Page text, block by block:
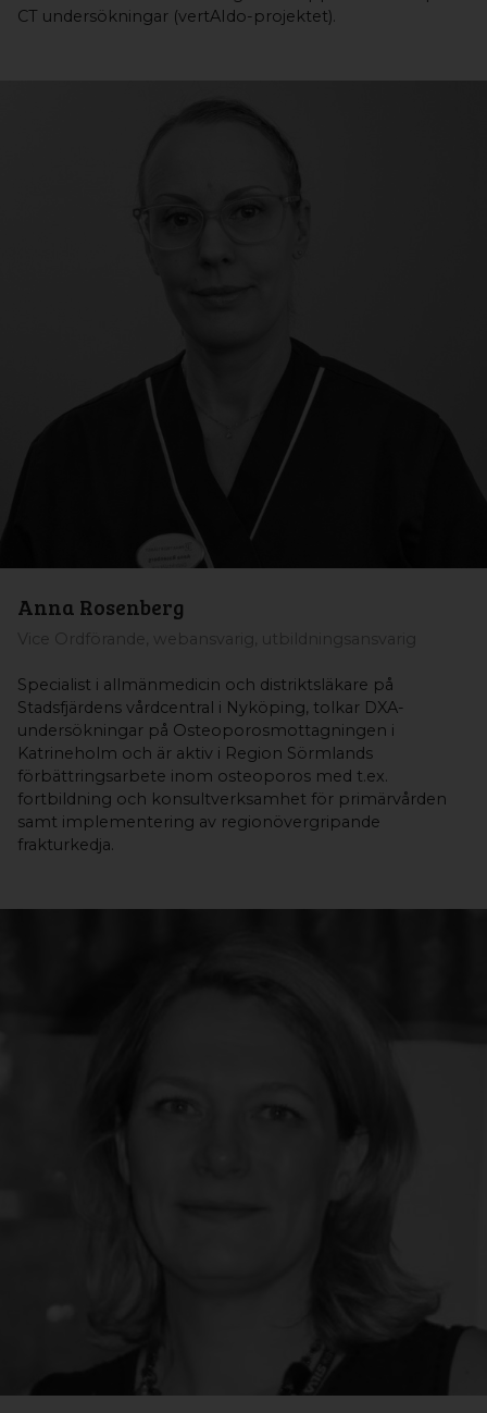
CT undersökningar (vertAIdo-projektet).
Anna Rosenberg
Vice Ordförande, webansvarig, utbildningsansvarig
Specialist i allmänmedicin och distriktsläkare på
Stadsfjärdens vårdcentral i Nyköping, tolkar DXA-
undersökningar på Osteoporosmottagningen i
Katrineholm och är aktiv i Region Sörmlands
förbättringsarbete inom osteoporos med t.ex.
fortbildning och konsultverksamhet för primärvården
samt implementering av regionövergripande
frakturkedja.